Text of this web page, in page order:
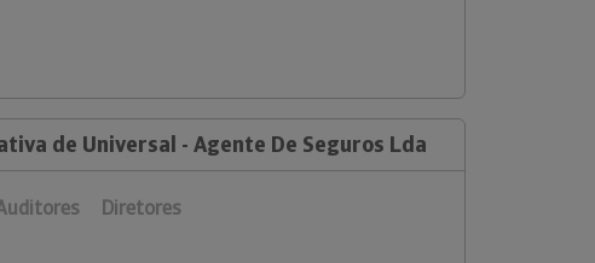
de Universal - Agente De Seguros Lda
Diretores